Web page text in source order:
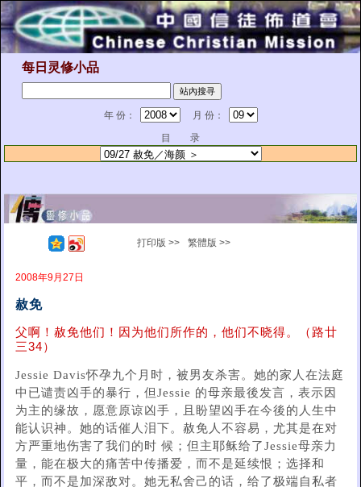
每日灵修小品
年 份：
月 份：
目 录
打印版 >> 繁體版 >>
2008年9月27日
赦免
父啊！赦免他们！因为他们所作的，他们不晓得。（路廿
三34）
Jessie Davis怀孕九个月时，被男友杀害。她的家人在法庭
中已谴责凶手的暴行，但Jessie 的母亲最後发言，表示因
为主的缘故，愿意原谅凶手，且盼望凶手在今後的人生中
能认识神。她的话催人泪下。赦免人不容易，尤其是在对
方严重地伤害了我们的时 候；但主耶稣给了Jessie母亲力
量，能在极大的痛苦中传播爱，而不是延续恨；选择和
平，而不是加深敌对。她无私舍己的话，给了极端自私者